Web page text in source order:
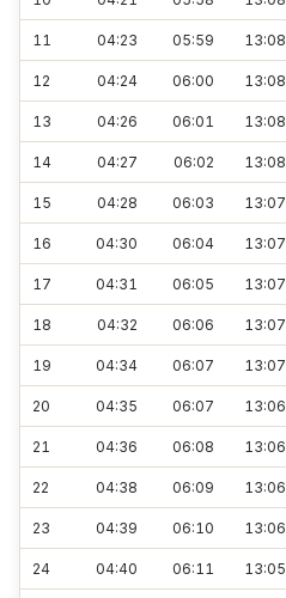
11 04:23 05:59 13:08
12 04:24 06:00 13:08
13 04:26 06:01 13:08
14 04:27 06:02 13:08
15 04:28 06:03 13:07
16 04:30 06:04 13:07
17 04:31 06:05 13:07
18 04:32 06:06 13:07
19 04:34 06:07 13:07
20 04:35 06:07 13:06
21 04:36 06:08 13:06
22 04:38 06:09 13:06
23 04:39 06:10 13:06
24 04:40 06:11 13:05